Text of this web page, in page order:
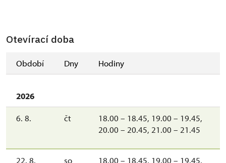
Otevírací doba
Období Dny Hodiny
2026
6. 8. čt
18.00 – 18.45, 19.00 – 19.45,
20.00 – 20.45, 21.00 – 21.45
22. 8. so
18.00 – 18.45, 19.00 – 19.45,